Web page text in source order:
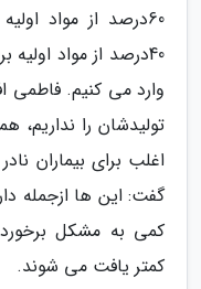
60درصد از مواد
وارد می کنیم. فاطمی
تولیدشان را نداریم،
اغلب برای بیماران
گفت: این ها ازجمله
کمی به مشکل
کمتر یافت می شوند.